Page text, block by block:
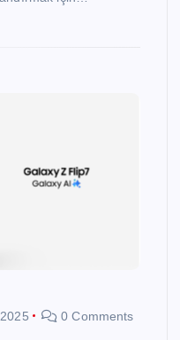
0 Comments